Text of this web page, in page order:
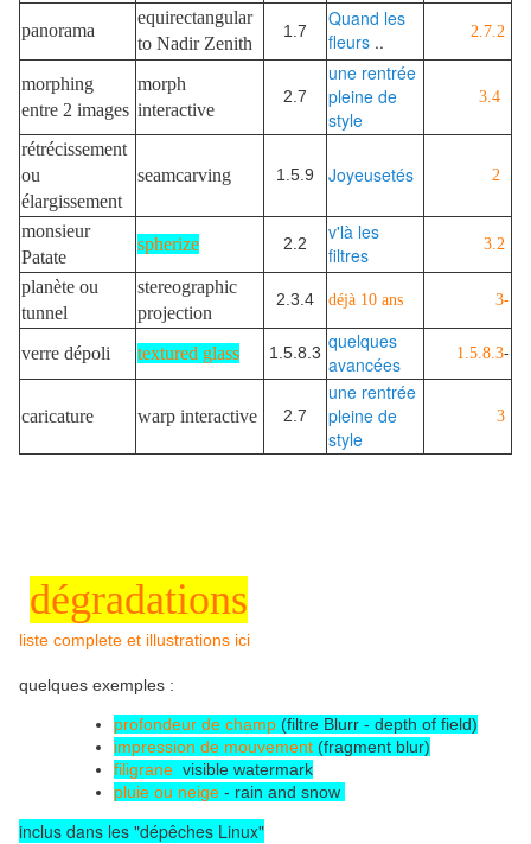
panorama
equirectangular
to Nadir Zenith
1.7
Quand les
fleurs .. 2.7.2
morphing
entre 2 images
morph
interactive
2.7
une rentrée
pleine de
style
3.4
rétrécissement
ou
élargissement
seamcarving 1.5.9 Joyeusetés 2
monsieur
Patate
spherize 2.2
v'là les
filtres
3.2
planète ou
tunnel
stereographic
projection
2.3.4 déjà 10 ans 3-
verre dépoli textured glass 1.5.8.3 quelques
avancées
1.5.8.3-
caricature warp interactive 2.7
une rentrée
pleine de
style
3
dégradations
liste complete et illustrations ici
quelques exemples :
profondeur de champ (filtre Blurr - depth of field)
impression de mouvement (fragment blur)
filigrane visible watermark
pluie ou neige - rain and snow
inclus dans les "dépêches Linux"